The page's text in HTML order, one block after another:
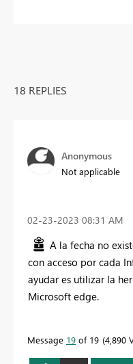
18 REPLIES
Anonymous
Not applicable
‎02-23-2023 08:31 AM
A la fecha no
con acceso por cada
ayudar es utilizar la
Microsoft edge.
Message 19 of 19 4,890